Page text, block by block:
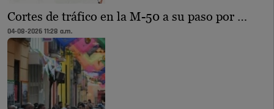
Cortes de tráfico en la M-50 a su paso por …
04-08-2026 11:28 a.m.